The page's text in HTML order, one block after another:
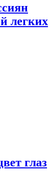
легких
глаз